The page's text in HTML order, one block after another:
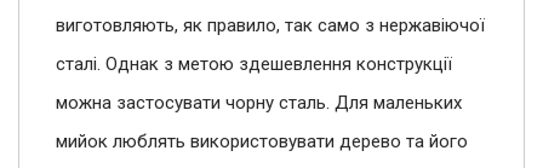
виготовляють, як правило, так само з нержавіючої
сталі. Однак з метою здешевлення конструкції
можна застосувати чорну сталь. Для маленьких
мийок люблять використовувати дерево та його